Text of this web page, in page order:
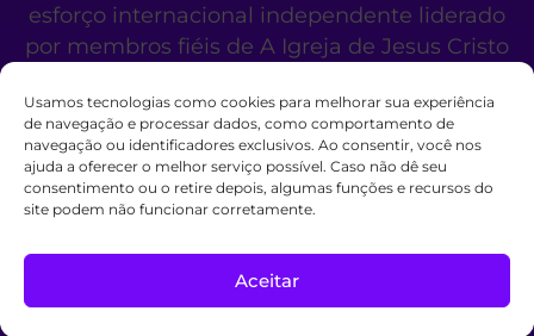
Usamos tecnologias como cookies para melhorar sua experiência
de navegação e processar dados, como comportamento de
navegação ou identificadores exclusivos. Ao consentir, você nos
ajuda a oferecer o melhor serviço possível. Caso não dê seu
consentimento ou o retire depois, algumas funções e recursos do
site podem não funcionar corretamente.
Aceitar
esforço internacional independente liderado
por membros fiéis de A Igreja de Jesus Cristo
Este site não é um site oficial da organização
religiosa mencionada acima.
Fale Conosco Políticas de Cookies